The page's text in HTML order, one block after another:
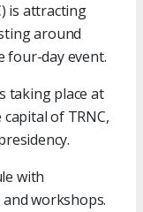
is attracting
around
four-day event.
taking place at
of TRNC,
with
workshops.